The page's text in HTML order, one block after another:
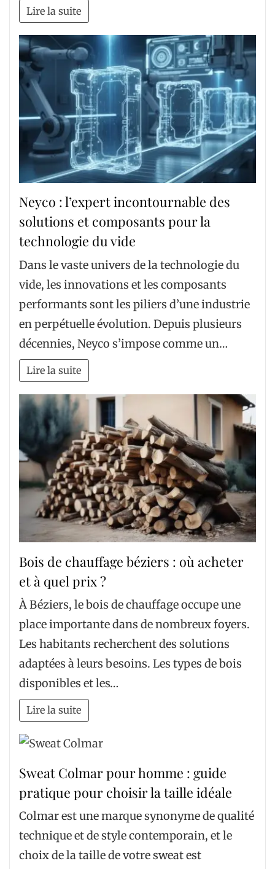
Lire la suite
Neyco : l’expert incontournable des
solutions et composants pour la
technologie du vide
Dans le vaste univers de la technologie du
vide, les innovations et les composants
performants sont les piliers d’une industrie
en perpétuelle évolution. Depuis plusieurs
décennies, Neyco s’impose comme un…
Lire la suite
Bois de chauffage béziers : où acheter
et à quel prix ?
À Béziers, le bois de chauffage occupe une
place importante dans de nombreux foyers.
Les habitants recherchent des solutions
adaptées à leurs besoins. Les types de bois
disponibles et les…
Lire la suite
Sweat Colmar pour homme : guide
pratique pour choisir la taille idéale
Colmar est une marque synonyme de qualité
technique et de style contemporain, et le
choix de la taille de votre sweat est